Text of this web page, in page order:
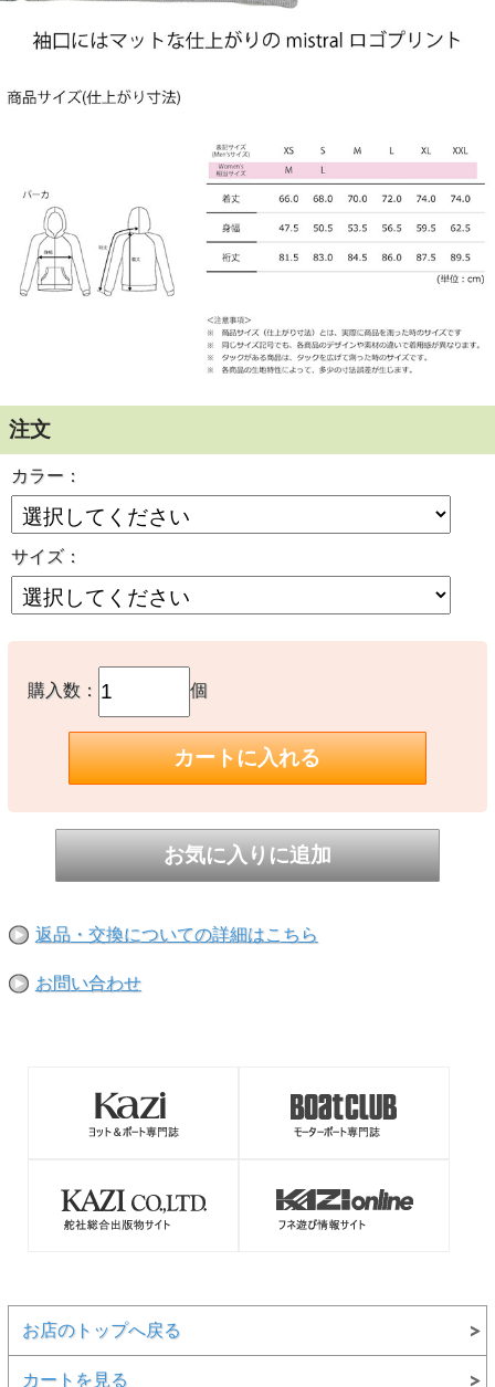
注文
カラー：
サイズ：
購入数： 個
返品・交換についての詳細はこちら
お問い合わせ
お店のトップへ戻る
カートを見る